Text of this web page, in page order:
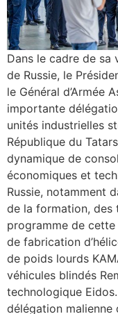
Dans le cadre de sa
de Russie, le
le Général d’Armée
importante
unités industrielles
République du
dynamique de
économiques et
Russie, notamment
de la formation, des
programme de cette
de fabrication
de poids lourds
véhicules blindés
technologique
délégation malienne